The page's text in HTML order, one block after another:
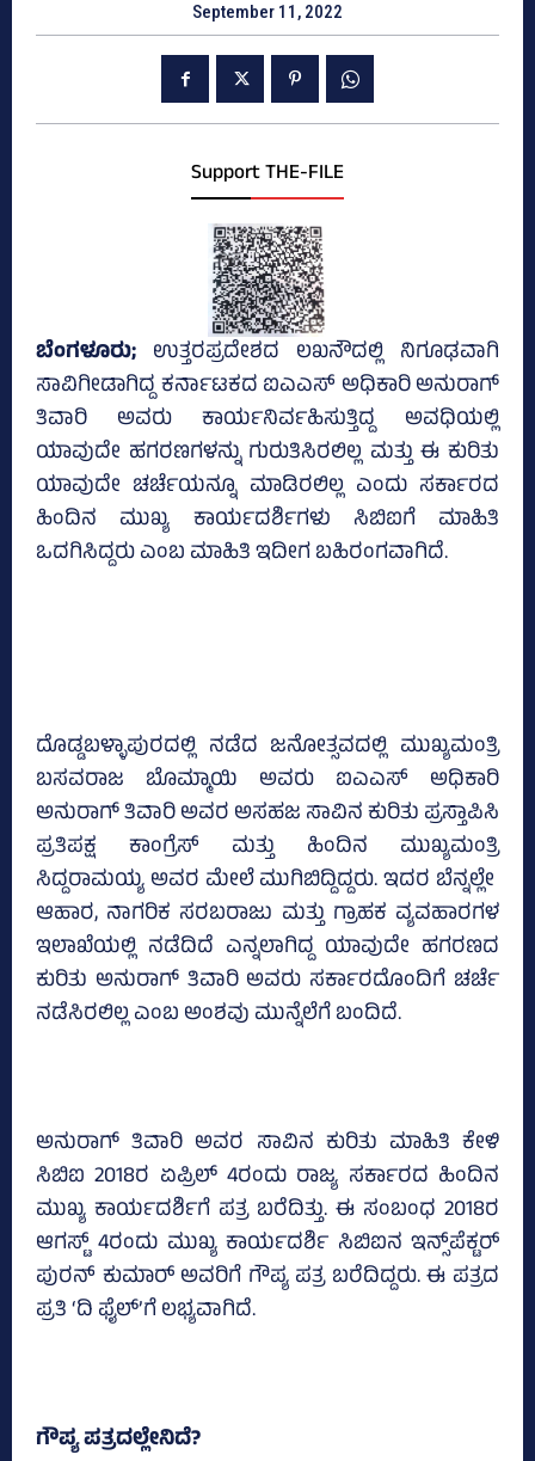
September 11, 2022
Support THE-FILE
ಬೆಂಗಳೂರು; ಉತ್ತರಪ್ರದೇಶದ ಲಖನೌದಲ್ಲಿ ನಿಗೂಢವಾಗಿ
ಸಾವಿಗೀಡಾಗಿದ್ದ ಕರ್ನಾಟಕದ ಐಎಎಸ್‌ ಅಧಿಕಾರಿ ಅನುರಾಗ್‌
ತಿವಾರಿ ಅವರು ಕಾರ್ಯನಿರ್ವಹಿಸುತ್ತಿದ್ದ ಅವಧಿಯಲ್ಲಿ
ಯಾವುದೇ ಹಗರಣಗಳನ್ನು ಗುರುತಿಸಿರಲಿಲ್ಲ ಮತ್ತು ಈ ಕುರಿತು
ಯಾವುದೇ ಚರ್ಚೆಯನ್ನೂ ಮಾಡಿರಲಿಲ್ಲ ಎಂದು ಸರ್ಕಾರದ
ಹಿಂದಿನ ಮುಖ್ಯ ಕಾರ್ಯದರ್ಶಿಗಳು ಸಿಬಿಐಗೆ ಮಾಹಿತಿ
ಒದಗಿಸಿದ್ದರು ಎಂಬ ಮಾಹಿತಿ ಇದೀಗ ಬಹಿರಂಗವಾಗಿದೆ.
ದೊಡ್ಡಬಳ್ಳಾಪುರದಲ್ಲಿ ನಡೆದ ಜನೋತ್ಸವದಲ್ಲಿ ಮುಖ್ಯಮಂತ್ರಿ
ಬಸವರಾಜ ಬೊಮ್ಮಾಯಿ ಅವರು ಐಎಎಸ್‌ ಅಧಿಕಾರಿ
ಅನುರಾಗ್‌ ತಿವಾರಿ ಅವರ ಅಸಹಜ ಸಾವಿನ ಕುರಿತು ಪ್ರಸ್ತಾಪಿಸಿ
ಪ್ರತಿಪಕ್ಷ ಕಾಂಗ್ರೆಸ್‌ ಮತ್ತು ಹಿಂದಿನ ಮುಖ್ಯಮಂತ್ರಿ
ಸಿದ್ದರಾಮಯ್ಯ ಅವರ ಮೇಲೆ ಮುಗಿಬಿದ್ದಿದ್ದರು. ಇದರ ಬೆನ್ನಲ್ಲೇ
ಆಹಾರ, ನಾಗರಿಕ ಸರಬರಾಜು ಮತ್ತು ಗ್ರಾಹಕ ವ್ಯವಹಾರಗಳ
ಇಲಾಖೆಯಲ್ಲಿ ನಡೆದಿದೆ ಎನ್ನಲಾಗಿದ್ದ ಯಾವುದೇ ಹಗರಣದ
ಕುರಿತು ಅನುರಾಗ್‌ ತಿವಾರಿ ಅವರು ಸರ್ಕಾರದೊಂದಿಗೆ ಚರ್ಚೆ
ನಡೆಸಿರಲಿಲ್ಲ ಎಂಬ ಅಂಶವು ಮುನ್ನೆಲೆಗೆ ಬಂದಿದೆ.
ಅನುರಾಗ್‌ ತಿವಾರಿ ಅವರ ಸಾವಿನ ಕುರಿತು ಮಾಹಿತಿ ಕೇಳಿ
ಸಿಬಿಐ 2018ರ ಏಪ್ರಿಲ್‌ 4ರಂದು ರಾಜ್ಯ ಸರ್ಕಾರದ ಹಿಂದಿನ
ಮುಖ್ಯ ಕಾರ್ಯದರ್ಶಿಗೆ ಪತ್ರ ಬರೆದಿತ್ತು. ಈ ಸಂಬಂಧ 2018ರ
ಆಗಸ್ಟ್‌ 4ರಂದು ಮುಖ್ಯ ಕಾರ್ಯದರ್ಶಿ ಸಿಬಿಐನ ಇನ್ಸ್‌ಪೆಕ್ಟರ್‌
ಪುರನ್‌ ಕುಮಾರ್‌ ಅವರಿಗೆ ಗೌಪ್ಯ ಪತ್ರ ಬರೆದಿದ್ದರು. ಈ ಪತ್ರದ
ಪ್ರತಿ ‘ದಿ ಫೈಲ್‌’ಗೆ ಲಭ್ಯವಾಗಿದೆ.
ಗೌಪ್ಯ ಪತ್ರದಲ್ಲೇನಿದೆ?